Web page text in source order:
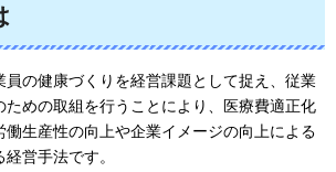
員の健康づくりを経営課題として捉え、従業
ための取組を行うことにより、医療費適正化
働生産性の向上や企業イメージの向上による
営手法です。